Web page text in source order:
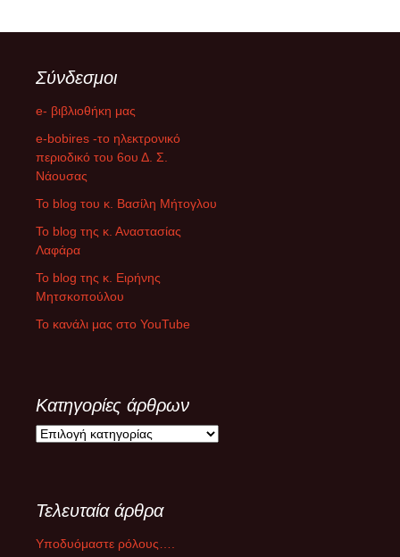
Σύνδεσμοι
e- βιβλιοθήκη μας
e-bobires -το ηλεκτρονικό
περιοδικό του 6ου Δ. Σ.
Νάουσας
To blog του κ. Βασίλη Μήτογλου
Το blog της κ. Αναστασίας
Λαφάρα
Το blog της κ. Ειρήνης
Μητσκοπούλου
Το κανάλι μας στο YouTube
Κατηγορίες άρθρων
Κ
γ
ρ
Τελευταία άρθρα
Υποδυόμαστε ρόλους….